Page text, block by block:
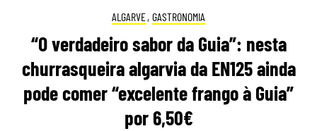
ALGARVE, GASTRONOMIA
“O verdadeiro sabor da Guia”: nesta
churrasqueira algarvia da EN125 ainda
pode comer “excelente frango à Guia”
por 6,50€